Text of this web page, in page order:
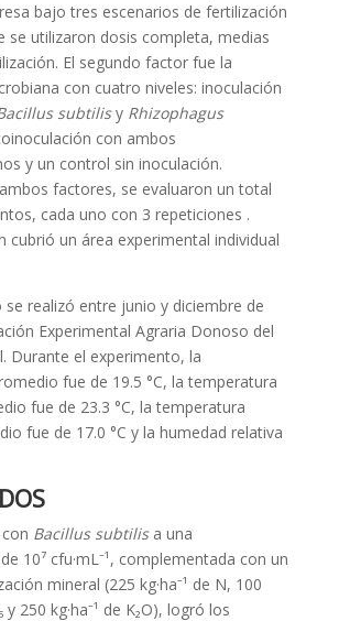
bajo tres escenarios de fertilización
se utilizaron dosis completa, medias
El segundo factor fue la
con cuatro niveles: inoculación
subtilisy Rhizophagus
con ambos
y un control sin inoculación.
factores, se evaluaron un total
cada uno con 3 repeticiones .
cubrió un área experimental individual
se realizó entre junio y diciembre de
Experimental Agraria Donoso del
Durante el experimento, la
fue de 19.5 °C, la temperatura
fue de 23.3 °C, la temperatura
fue de 17.0 °C y la humedad relativa
Bacillus subtilisa una
10⁷ cfu·mL⁻¹, complementada con un
mineral (225 kg·ha⁻¹ de N, 100
y 250 kg·ha⁻¹ de K₂O), logró los